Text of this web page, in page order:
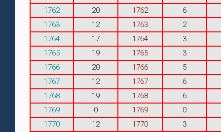
1762
20 1762
6
1763
12 1763
2
1764
17 1764
3
1765
19 1765
3
1766
20 1766
5
1767
12 1767
6
1768
19 1768
6
1769
0 1769
0
1770
12 1770
3